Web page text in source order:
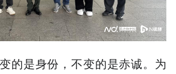
的是身份，不变的是赤诚。为